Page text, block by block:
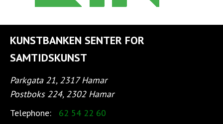
KUNSTBANKEN SENTER FOR
SAMTIDSKUNST
Parkgata 21, 2317 Hamar
Postboks 224, 2302 Hamar
Telephone:
62 54 22 60